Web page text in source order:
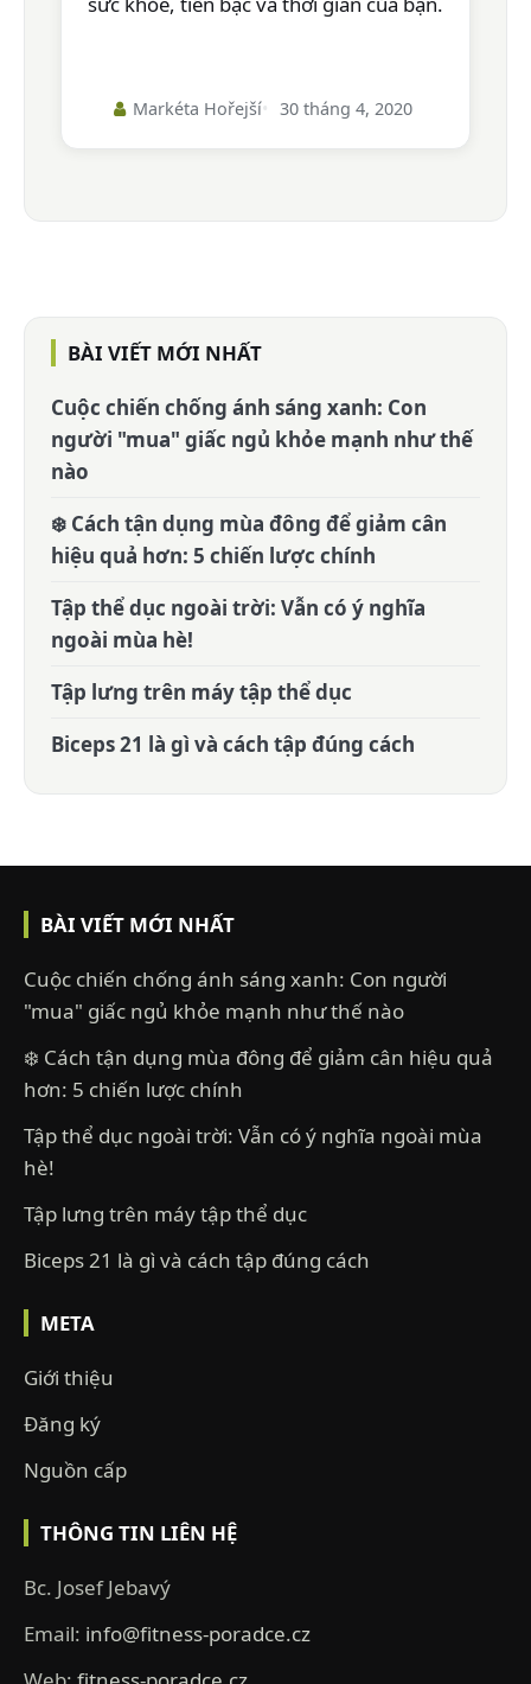
Markéta Hořejší 30 tháng 4, 2020
BÀI VIẾT MỚI NHẤT
Cuộc chiến chống ánh sáng xanh: Con
người "mua" giấc ngủ khỏe mạnh như thế
nào
❄️ Cách tận dụng mùa đông để giảm cân
hiệu quả hơn: 5 chiến lược chính
Tập thể dục ngoài trời: Vẫn có ý nghĩa
ngoài mùa hè!
Tập lưng trên máy tập thể dục
Biceps 21 là gì và cách tập đúng cách
BÀI VIẾT MỚI NHẤT
Cuộc chiến chống ánh sáng xanh: Con người
"mua" giấc ngủ khỏe mạnh như thế nào
❄️ Cách tận dụng mùa đông để giảm cân hiệu quả
hơn: 5 chiến lược chính
Tập thể dục ngoài trời: Vẫn có ý nghĩa ngoài mùa
hè!
Tập lưng trên máy tập thể dục
Biceps 21 là gì và cách tập đúng cách
META
Giới thiệu
Đăng ký
Nguồn cấp
THÔNG TIN LIÊN HỆ
Bc. Josef Jebavý
Email: info@fitness-poradce.cz